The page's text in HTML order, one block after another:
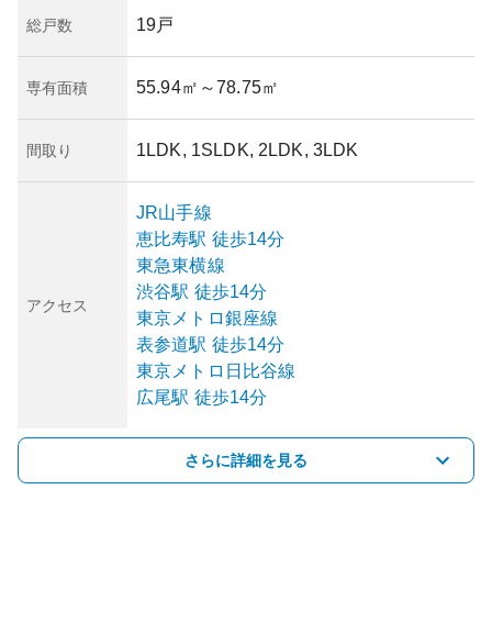
総戸数 19戸
専有面積 55.94㎡ ～78.75㎡
間取り 1LDK, 1SLDK, 2LDK, 3LDK
アクセス
JR山手線
恵比寿駅 徒歩14分
東急東横線
渋谷駅 徒歩14分
東京メトロ銀座線
表参道駅 徒歩14分
東京メトロ日比谷線
広尾駅 徒歩14分
さらに詳細を見る